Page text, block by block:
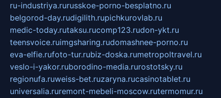
ru-industriya.rurusskoe-porno-besplatno.ru
belgorod-day.rudigilith.rupichkurovlab.ru
medic-today.rutaksu.rucomp123.rudon-ykt.ru
teensvoice.ruimgsharing.rudomashnee-porno.ru
eva-elfie.rufoto-tur.rubiz-doska.rumetropoltravel.ru
veslo-i-yakor.ruborodino-media.rurostotsky.ru
regionufa.ruweiss-bet.ruzaryna.rucasinotablet.ru
universalia.ruremont-mebeli-moscow.rutermomur.ru